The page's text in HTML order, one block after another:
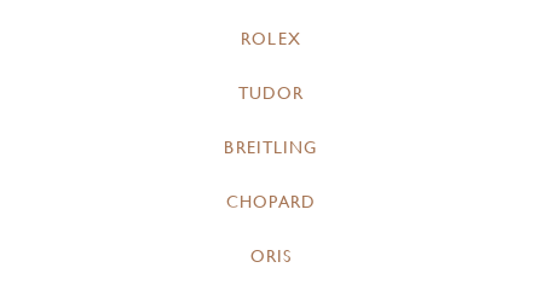
ROLEX
TUDOR
BREITLING
CHOPARD
ORIS